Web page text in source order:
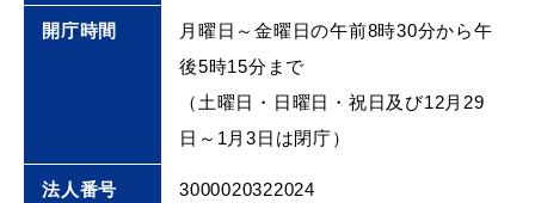
開庁時間
月曜日～金曜日の午前8時30分から午
後5時15分まで
（土曜日・日曜日・祝日及び12月29
日～1月3日は閉庁）
法人番号 3000020322024